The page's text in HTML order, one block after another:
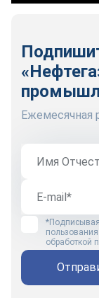
Ежемесячная
пользования
обработкой